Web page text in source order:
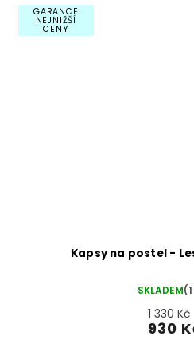
GARANCE
NEJNIŽŠÍ
CENY
Kapsy na postel -
SKLADEM
1 330 Kč
930